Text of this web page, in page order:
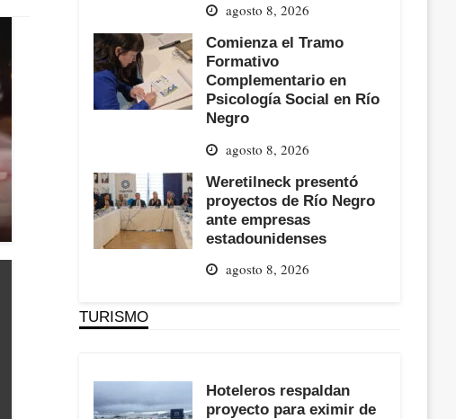
agosto 8, 2026
Comienza el Tramo
Formativo
Complementario en
Psicología Social en Río
Negro
agosto 8, 2026
Weretilneck presentó
proyectos de Río Negro
ante empresas
estadounidenses
agosto 8, 2026
TURISMO
Hoteleros respaldan
proyecto para eximir de